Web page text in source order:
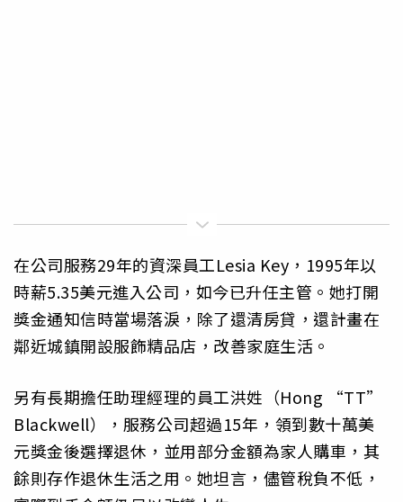
在公司服務29年的資深員工Lesia Key，1995年以
時薪5.35美元進入公司，如今已升任主管。她打開
獎金通知信時當場落淚，除了還清房貸，還計畫在
鄰近城鎮開設服飾精品店，改善家庭生活。
另有長期擔任助理經理的員工洪姓（Hong “TT”
Blackwell），服務公司超過15年，領到數十萬美
元獎金後選擇退休，並用部分金額為家人購車，其
餘則存作退休生活之用。她坦言，儘管稅負不低，